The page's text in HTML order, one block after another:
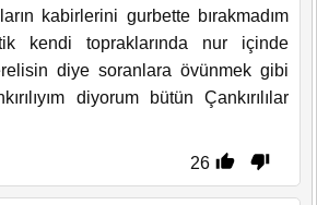
kabirlerini gurbette bırakmadım
kendi topraklarında nur içinde
diye soranlara övünmek gibi
diyorum bütün Çankırılılar
26